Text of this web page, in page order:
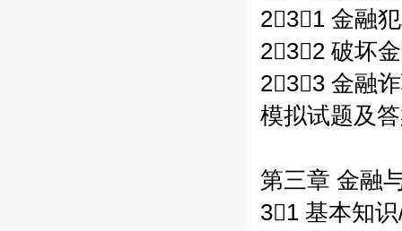
231 金融
232 破坏
233 金融
模拟试题及
第三章 金融
31 基本知